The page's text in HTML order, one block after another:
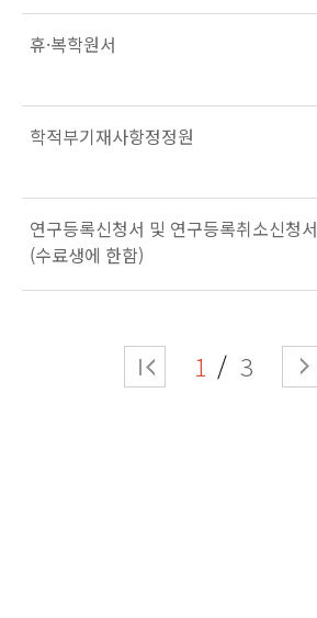
휴·복학원서
학적부기재사항정정원
연구등록신청서 및 연구등록취소신청서
(수료생에 한함)
1 3